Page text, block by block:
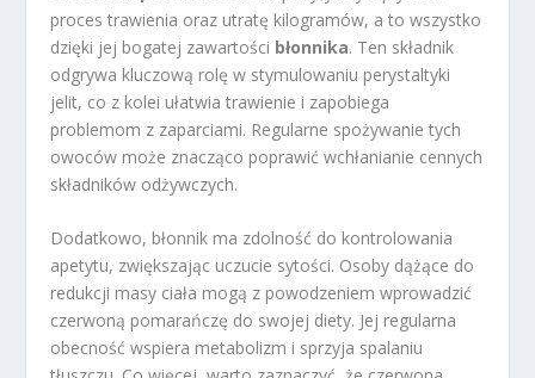
proces trawienia oraz utratę kilogramów, a to wszystko
dzięki jej bogatej zawartości błonnika. Ten składnik
odgrywa kluczową rolę w stymulowaniu perystaltyki
jelit, co z kolei ułatwia trawienie i zapobiega
problemom z zaparciami. Regularne spożywanie tych
owoców może znacząco poprawić wchłanianie cennych
składników odżywczych.
Dodatkowo, błonnik ma zdolność do kontrolowania
apetytu, zwiększając uczucie sytości. Osoby dążące do
redukcji masy ciała mogą z powodzeniem wprowadzić
czerwoną pomarańczę do swojej diety. Jej regularna
obecność wspiera metabolizm i sprzyja spalaniu